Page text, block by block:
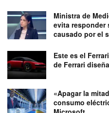
Ministra de
evita responder
causado por el
Este es el
de Ferrari
«Apagar la
consumo